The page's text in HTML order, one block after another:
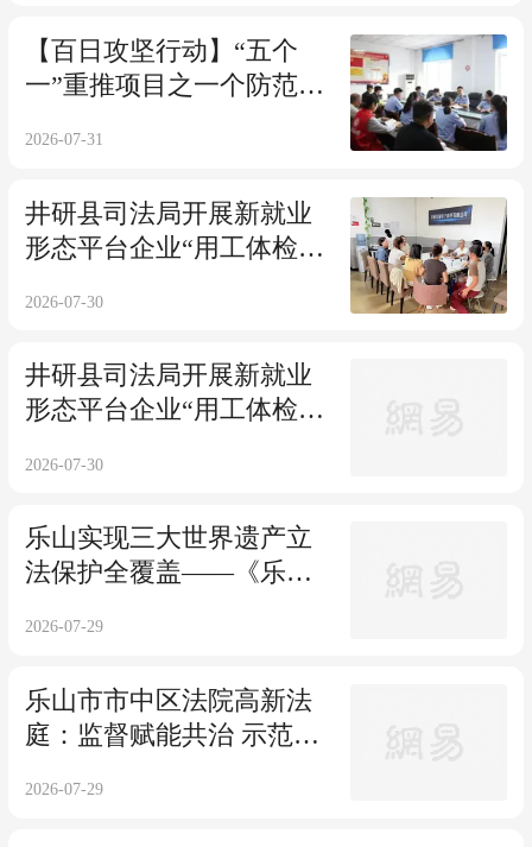
【百日攻坚行动】“五个
一”重推项目之一个防范组
区最前沿
2026-07-31
井研县司法局开展新就业
形态平台企业“用工体检”
2026-07-30
井研县司法局开展新就业
形态平台企业“用工体检”
2026-07-30
乐山实现三大世界遗产立
法保护全覆盖——《乐山
产保护条例》8月1日起施
2026-07-29
乐山市市中区法院高新法
庭：监督赋能共治 示范引
2026-07-29